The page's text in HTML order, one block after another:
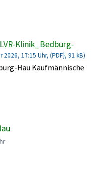
Klinik_Bedburg-
2026, 17:15 Uhr, (PDF}, 91 kB)
Hau Kaufmännische